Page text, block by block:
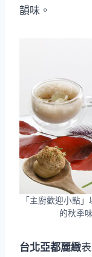
韻味。
「主廚歡迎小點
的秋季
台北亞都麗緻